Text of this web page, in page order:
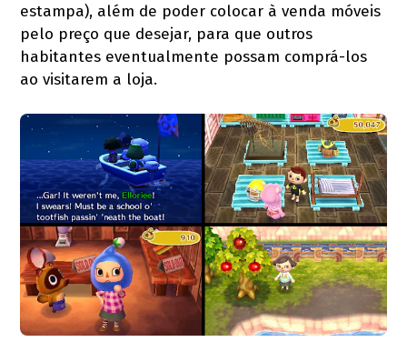
estampa), além de poder colocar à venda móveis
pelo preço que desejar, para que outros
habitantes eventualmente possam comprá-los
ao visitarem a loja.